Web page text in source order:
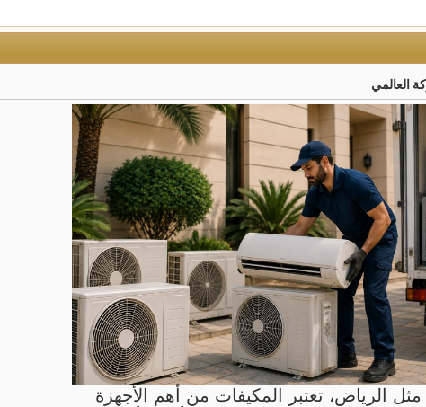
العالمي
الرياض، تعتبر المكيفات من أهم الأجهزة